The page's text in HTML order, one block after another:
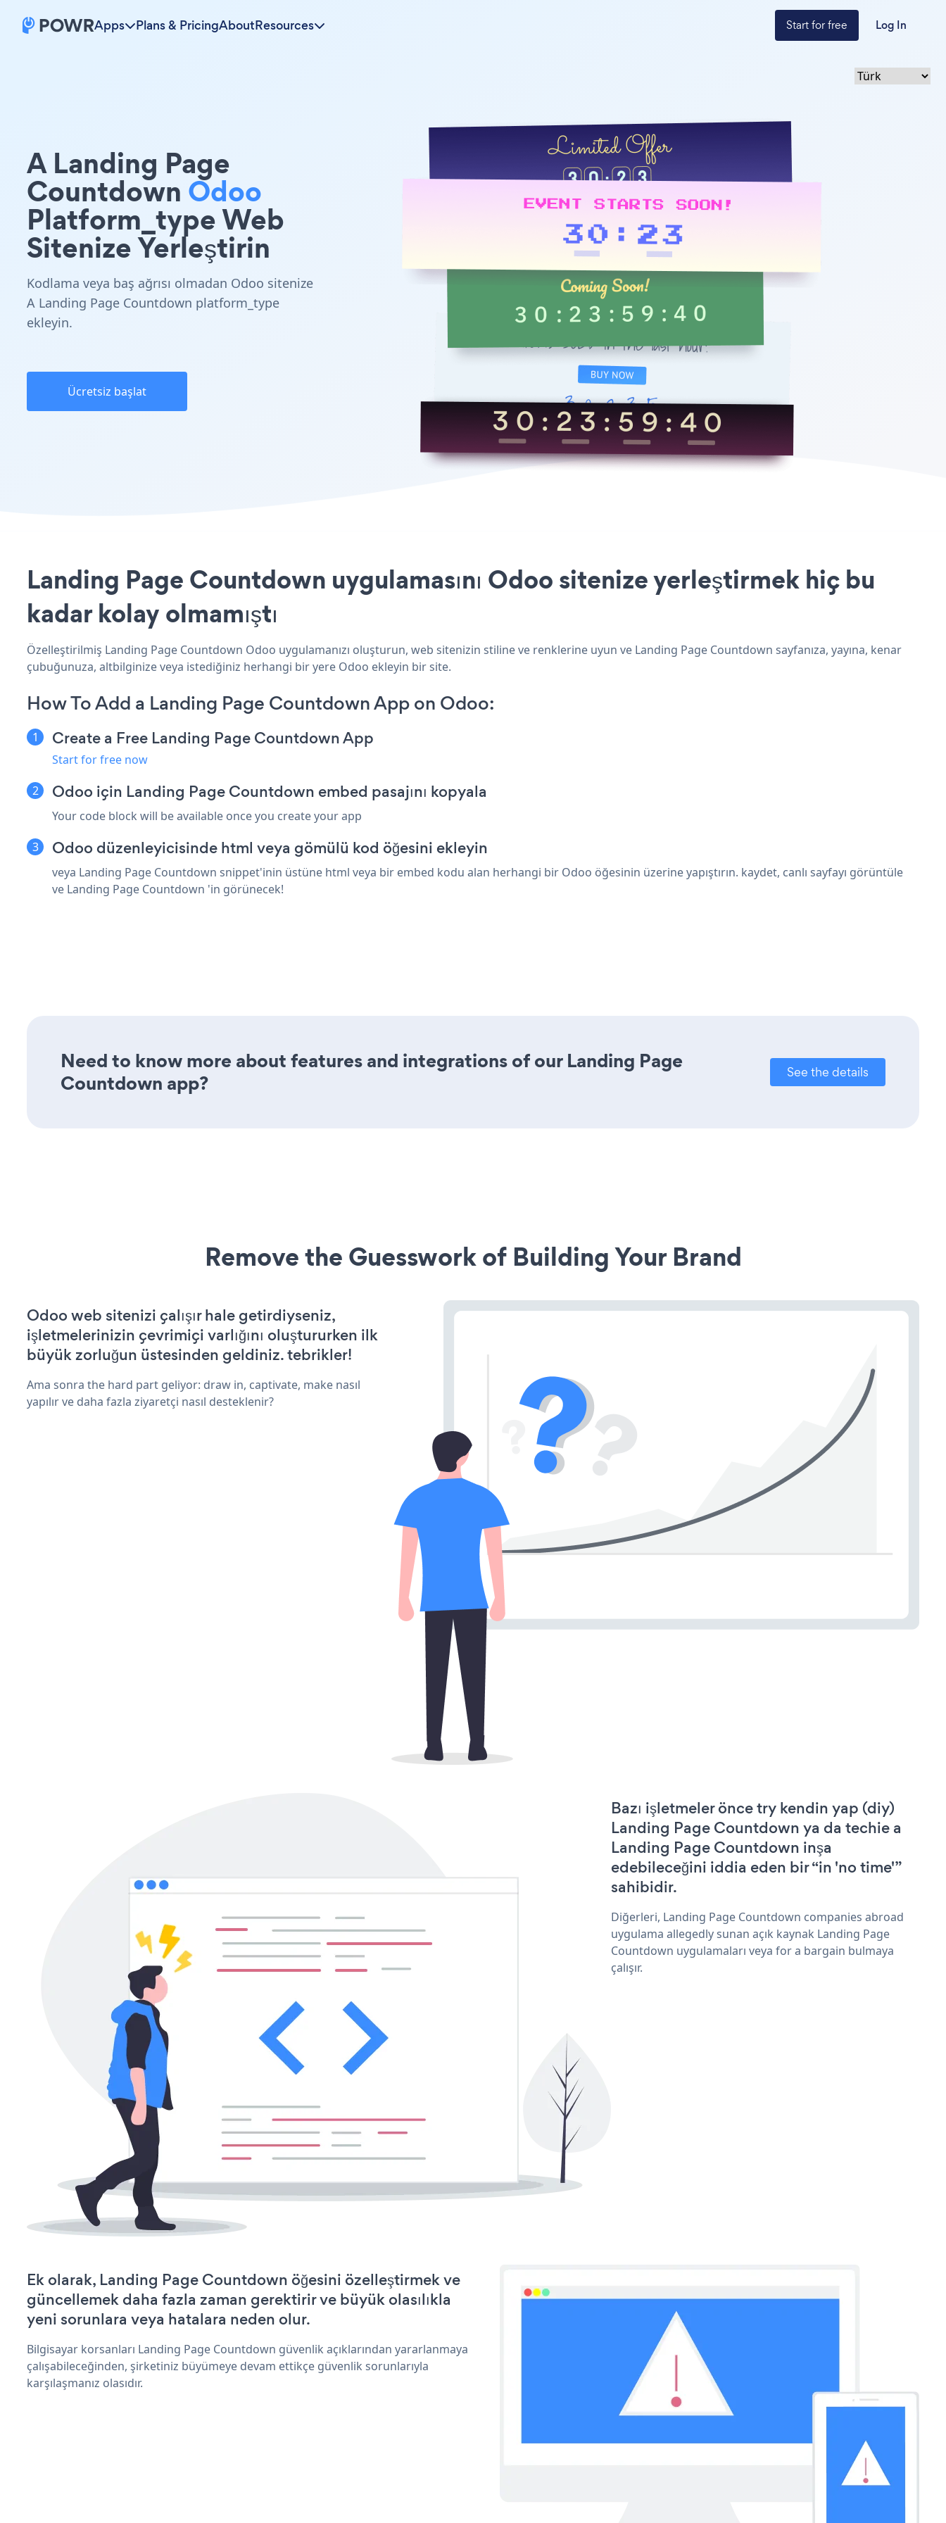
Apps Plans & PricingAboutResources Start for free Log In
A Landing Page
Countdown Odoo
Platform_type Web
Sitenize Yerleştirin
Kodlama veya baş ağrısı olmadan Odoo sitenize
A Landing Page Countdown platform_type
ekleyin.
Ücretsiz başlat
Landing Page Countdown uygulamasını Odoo sitenize yerleştirmek hiç bu
kadar kolay olmamıştı
Özelleştirilmiş Landing Page Countdown Odoo uygulamanızı oluşturun, web sitenizin stiline ve renklerine uyun ve Landing Page Countdown sayfanıza, yayına, kenar
çubuğunuza, altbilginize veya istediğiniz herhangi bir yere Odoo ekleyin bir site.
How To Add a Landing Page Countdown App on Odoo:
Create a Free Landing Page Countdown App
Start for free now
Odoo için Landing Page Countdown embed pasajını kopyala
Your code block will be available once you create your app
Odoo düzenleyicisinde html veya gömülü kod öğesini ekleyin
veya Landing Page Countdown snippet'inin üstüne html veya bir embed kodu alan herhangi bir Odoo öğesinin üzerine yapıştırın. kaydet, canlı sayfayı görüntüle
ve Landing Page Countdown 'in görünecek!
Need to know more about features and integrations of our Landing Page
Countdown app?
See the details
Remove the Guesswork of Building Your Brand
Odoo web sitenizi çalışır hale getirdiyseniz,
işletmelerinizin çevrimiçi varlığını oluştururken ilk
büyük zorluğun üstesinden geldiniz. tebrikler!
Ama sonra the hard part geliyor: draw in, captivate, make nasıl
yapılır ve daha fazla ziyaretçi nasıl desteklenir?
Bazı işletmeler önce try kendin yap (diy)
Landing Page Countdown ya da techie a
Landing Page Countdown inşa
edebileceğini iddia eden bir “in 'no time'”
sahibidir.
Diğerleri, Landing Page Countdown companies abroad
uygulama allegedly sunan açık kaynak Landing Page
Countdown uygulamaları veya for a bargain bulmaya
çalışır.
Ek olarak, Landing Page Countdown öğesini özelleştirmek ve
güncellemek daha fazla zaman gerektirir ve büyük olasılıkla
yeni sorunlara veya hatalara neden olur.
Bilgisayar korsanları Landing Page Countdown güvenlik açıklarından yararlanmaya
çalışabileceğinden, şirketiniz büyümeye devam ettikçe güvenlik sorunlarıyla
karşılaşmanız olasıdır.